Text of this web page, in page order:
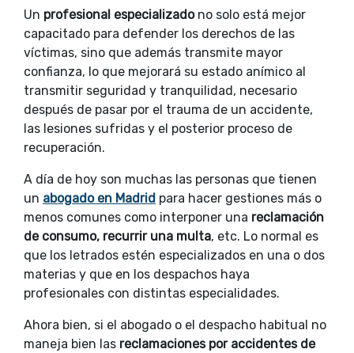
Un profesional especializadono solo está mejor
capacitado para defender los derechos de las
víctimas, sino que además transmite mayor
confianza, lo que mejorará su estado anímico al
transmitir seguridad y tranquilidad, necesario
después de pasar por el trauma de un accidente,
las lesiones sufridas y el posterior proceso de
recuperación.
A día de hoy son muchas las personas que tienen
un abogado en Madrid para hacer gestiones más o
menos comunes como interponer una reclamación
de consumo, recurrir una multa, etc. Lo normal es
que los letrados estén especializados en una o dos
materias y que en los despachos haya
profesionales con distintas especialidades.
Ahora bien, si el abogado o el despacho habitual no
maneja bien las reclamaciones por accidentes de